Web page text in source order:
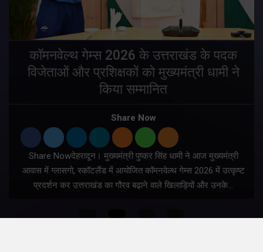
कॉमनवेल्थ गेम्स 2026 के उत्तराखंड के पदक
विजेताओं और प्रशिक्षकों को मुख्यमंत्री धामी ने
किया सम्मानित
Share Now
Share Nowदेहरादून। मुख्यमंत्री पुष्कर सिंह धामी ने आज मुख्यमंत्री
आवास में ग्लासगो, स्कॉटलैंड में आयोजित कॉमनवेल्थ गेम्स 2026 में उत्कृष्ट
प्रदर्शन कर उत्तराखंड का गौरव बढ़ाने वाले खिलाड़ियों और उनके…